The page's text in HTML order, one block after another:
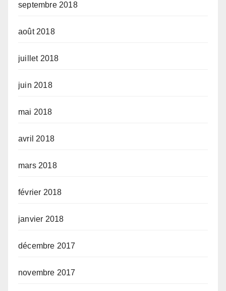
septembre 2018
août 2018
juillet 2018
juin 2018
mai 2018
avril 2018
mars 2018
février 2018
janvier 2018
décembre 2017
novembre 2017